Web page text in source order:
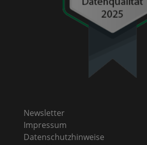
Newsletter
Impressum
Datenschutzhinweise